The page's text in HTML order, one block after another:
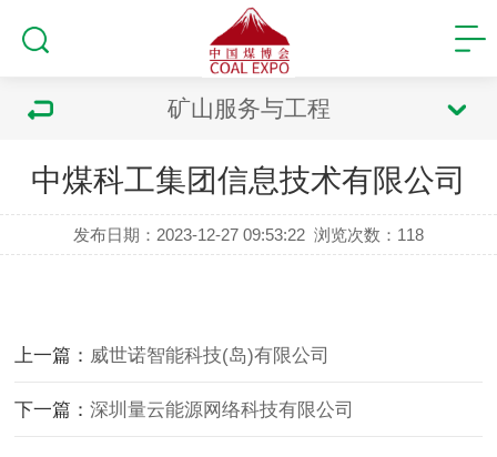
矿山服务与工程
中煤科工集团信息技术有限公司
发布日期：2023-12-27 09:53:22 浏览次数： 118
上一篇： 威世诺智能科技(岛)有限公司
下一篇：深圳量云能源网络科技有限公司